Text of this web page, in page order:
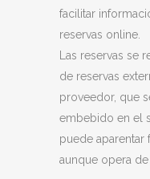
facilitar
reservas online.
Las reservas se
de reservas
proveedor, que
embebido en el
puede aparentar
aunque opera